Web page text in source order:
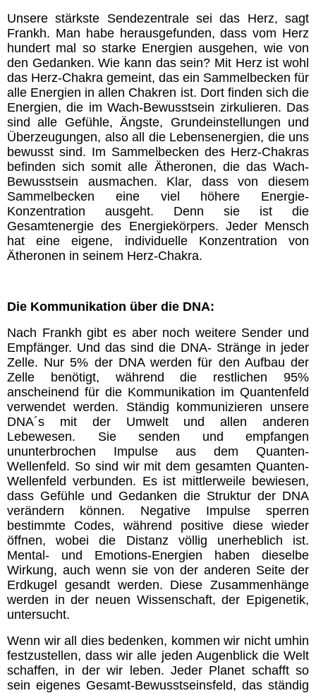
Unsere stärkste Sendezentrale sei das Herz, sagt
Frankh. Man habe herausgefunden, dass vom Herz
hundert mal so starke Energien ausgehen, wie von
den Gedanken. Wie kann das sein? Mit Herz ist wohl
das Herz-Chakra gemeint, das ein Sammelbecken für
alle Energien in allen Chakren ist. Dort finden sich die
Energien, die im Wach-Bewusstsein zirkulieren. Das
sind alle Gefühle, Ängste, Grundeinstellungen und
Überzeugungen, also all die Lebensenergien, die uns
bewusst sind. Im Sammelbecken des Herz-Chakras
befinden sich somit alle Ätheronen, die das Wach-
Bewusstsein ausmachen. Klar, dass von diesem
Sammelbecken eine viel höhere Energie-
Konzentration ausgeht. Denn sie ist die
Gesamtenergie des Energiekörpers. Jeder Mensch
hat eine eigene, individuelle Konzentration von
Ätheronen in seinem Herz-Chakra.
Die Kommunikation über die DNA:
Nach Frankh gibt es aber noch weitere Sender und
Empfänger. Und das sind die DNA- Stränge in jeder
Zelle. Nur 5% der DNA werden für den Aufbau der
Zelle benötigt, während die restlichen 95%
anscheinend für die Kommunikation im Quantenfeld
verwendet werden. Ständig kommunizieren unsere
DNA´s mit der Umwelt und allen anderen
Lebewesen. Sie senden und empfangen
ununterbrochen Impulse aus dem Quanten-
Wellenfeld. So sind wir mit dem gesamten Quanten-
Wellenfeld verbunden. Es ist mittlerweile bewiesen,
dass Gefühle und Gedanken die Struktur der DNA
verändern können. Negative Impulse sperren
bestimmte Codes, während positive diese wieder
öffnen, wobei die Distanz völlig unerheblich ist.
Mental- und Emotions-Energien haben dieselbe
Wirkung, auch wenn sie von der anderen Seite der
Erdkugel gesandt werden. Diese Zusammenhänge
werden in der neuen Wissenschaft, der Epigenetik,
untersucht.
Wenn wir all dies bedenken, kommen wir nicht umhin
festzustellen, dass wir alle jeden Augenblick die Welt
schaffen, in der wir leben. Jeder Planet schafft so
sein eigenes Gesamt-Bewusstseinsfeld, das ständig